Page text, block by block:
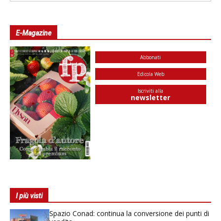
E-Magazine
Abbonati
Edicola Web
Iscriviti alla
newsletter
I più visti
Spazio Conad: continua la conversione dei punti di